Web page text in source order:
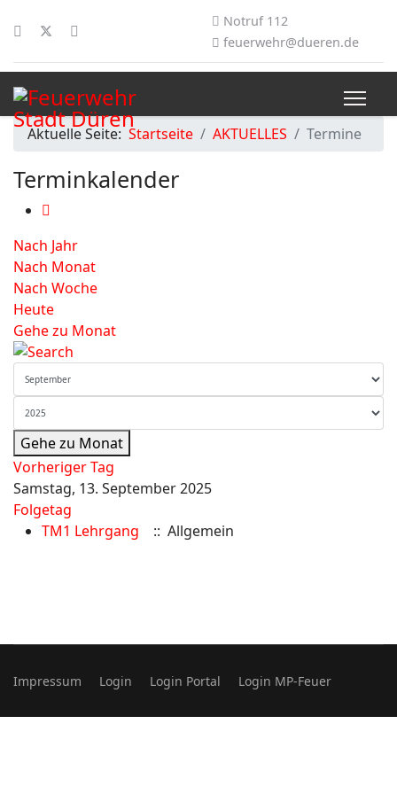
Notruf 112
feuerwehr@dueren.de
Aktuelle Seite: Startseite AKTUELLES Termine
Terminkalender
Nach Jahr
Nach Monat
Nach Woche
Heute
Gehe zu Monat
Gehe zu Monat
Vorheriger Tag
Samstag, 13. September 2025
Folgetag
TM1 Lehrgang
:: Allgemein
Impressum Login Login Portal Login MP-Feuer